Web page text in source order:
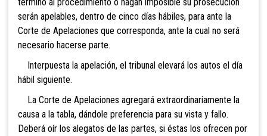
serán apelables, dentro de cinco días hábiles, para ante la
Corte de Apelaciones que corresponda, ante la cual no será
necesario hacerse parte.
Interpuesta la apelación, el tribunal elevará los autos el día
hábil siguiente.
La Corte de Apelaciones agregará extraordinariamente la
causa a la tabla, dándole preferencia para su vista y fallo.
Deberá oír los alegatos de las partes, si éstas los ofrecen por